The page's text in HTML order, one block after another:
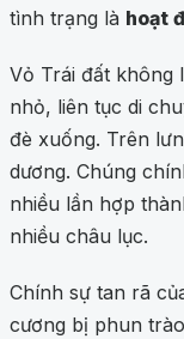
tình trạng là hoạt
Vỏ Trái đất không
nhỏ, liên tục di
đè xuống. Trên
dương. Chúng
nhiều lần hợp
nhiều châu lục.
Chính sự tan rã
cương bị phun